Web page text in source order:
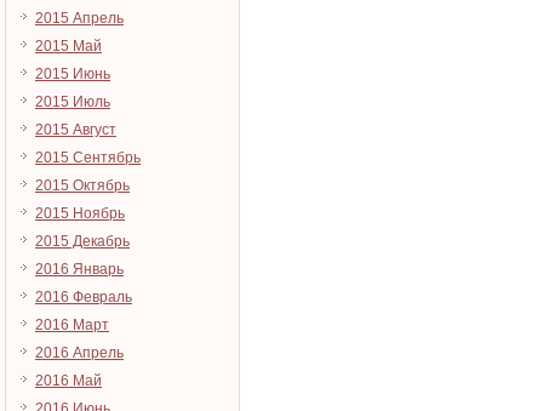
2015 Апрель
2015 Май
2015 Июнь
2015 Июль
2015 Август
2015 Сентябрь
2015 Октябрь
2015 Ноябрь
2015 Декабрь
2016 Январь
2016 Февраль
2016 Март
2016 Апрель
2016 Май